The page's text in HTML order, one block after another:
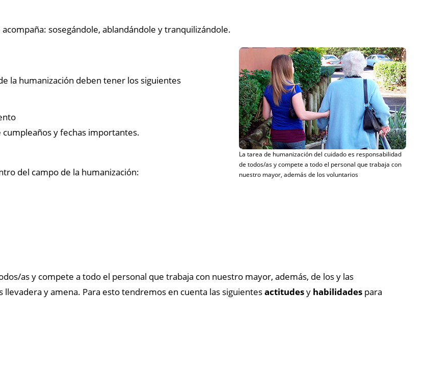
sosegándole, ablandándole y tranquilizándole.
La tarea de humanización del cuidado es responsabilidad
de todos/as y compete a todo el personal que trabaja con
nuestro mayor, además de los voluntarios
la humanización deben tener los siguientes
y fechas importantes.
del campo de la humanización:
as y compete a todo el personal que trabaja con nuestro mayor, además, de los y las
y amena. Para esto tendremos en cuenta las siguientesactitudesy habilidades para